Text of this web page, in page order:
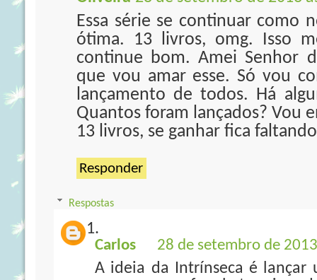
Essa série se continuar como
ótima. 13 livros, omg. Isso
continue bom. Amei Senhor
que vou amar esse. Só vou
lançamento de todos. Há
Quantos foram lançados? Vou
13 livros, se ganhar fica
Responder
Respostas
Carlos 28 de setembro de
A ideia da Intrínseca é lançar